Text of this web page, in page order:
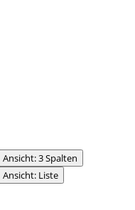
Ansicht: 3 Spalten
Ansicht: Liste